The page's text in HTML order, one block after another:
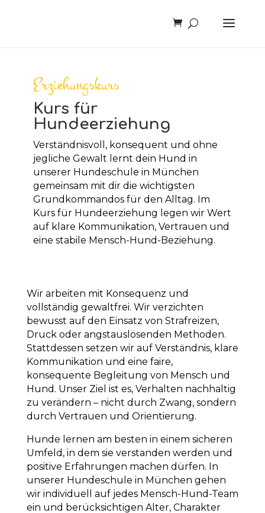
Erziehungskurs
Kurs für
Hundeerziehung
Verständnisvoll, konsequent und ohne
jegliche Gewalt lernt dein Hund in
unserer Hundeschule in München
gemeinsam mit dir die wichtigsten
Grundkommandos für den Alltag. Im
Kurs für Hundeerziehung legen wir Wert
auf klare Kommunikation, Vertrauen und
eine stabile Mensch-Hund-Beziehung.
Wir arbeiten mit Konsequenz und
vollständig gewaltfrei. Wir verzichten
bewusst auf den Einsatz von Strafreizen,
Druck oder angstauslösenden Methoden.
Stattdessen setzen wir auf Verständnis, klare
Kommunikation und eine faire,
konsequente Begleitung von Mensch und
Hund. Unser Ziel ist es, Verhalten nachhaltig
zu verändern – nicht durch Zwang, sondern
durch Vertrauen und Orientierung.
Hunde lernen am besten in einem sicheren
Umfeld, in dem sie verstanden werden und
positive Erfahrungen machen dürfen. In
unserer Hundeschule in München gehen
wir individuell auf jedes Mensch-Hund-Team
ein und berücksichtigen Alter, Charakter